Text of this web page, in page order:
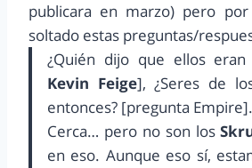
publicara en marzo) pero
soltado estas preguntas/
¿Quién dijo que ellos eran
Kevin Feige], ¿Seres de
entonces? [pregunta Empire].
Cerca… pero no son los
en eso. Aunque eso sí,